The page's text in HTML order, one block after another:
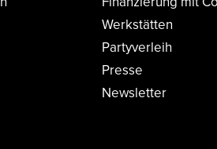
Werkstätten
Partyverleih
Presse
Newsletter